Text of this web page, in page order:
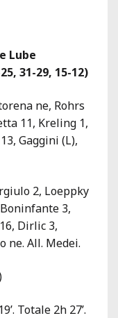
Lube
31-29, 15-12)
ne, Rohrs
11, Kreling 1,
Gaggini (L),
2, Loeppky
3,
Dirlic 3,
ne. All. Medei.
Totale 2h 27’.